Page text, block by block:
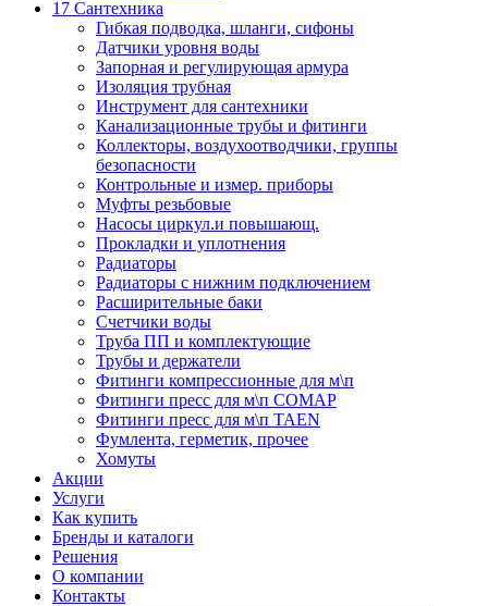
17 Сантехника
Гибкая подводка, шланги, сифоны
Датчики уровня воды
Запорная и регулирующая армура
Изоляция трубная
Инструмент для сантехники
Канализационные трубы и фитинги
Коллекторы, воздухоотводчики, группы
безопасности
Контрольные и измер. приборы
Муфты резьбовые
Насосы циркул.и повышающ.
Прокладки и уплотнения
Радиаторы
Радиаторы с нижним подключением
Расширительные баки
Счетчики воды
Труба ПП и комплектующие
Трубы и держатели
Фитинги компрессионные для м\п
Фитинги пресс для м\п COMAP
Фитинги пресс для м\п TAEN
Фумлента, герметик, прочее
Хомуты
Акции
Услуги
Как купить
Бренды и каталоги
Решения
О компании
Контакты